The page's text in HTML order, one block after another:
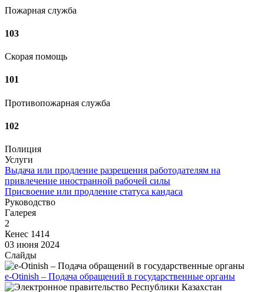
Пожарная служба
103
Скорая помощь
101
Противопожарная служба
102
Полиция
Услуги
Выдача или продление разрешения работодателям на
привлечение иностранной рабочей силы
Присвоение или продление статуса кандаса
Руководство
Галерея
2
Кенес 1414
03 июня 2024
Слайды
e-Otinish – Подача обращений в государственные органы